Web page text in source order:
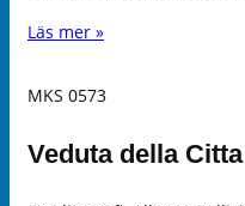
Läs mer »
MKS 0573
Veduta della